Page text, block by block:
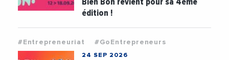
édition !
#Entrepreneuriat #GoEntrepreneurs
24 SEP 2026